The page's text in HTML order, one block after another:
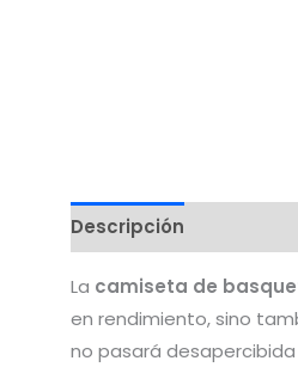
Descripción
La camiseta de
en rendimiento, sino
no pasará